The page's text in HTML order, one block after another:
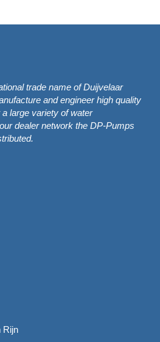
trade name of Duijvelaar
and engineer high quality
large variety of water
dealer network the DP-Pumps
Rijn